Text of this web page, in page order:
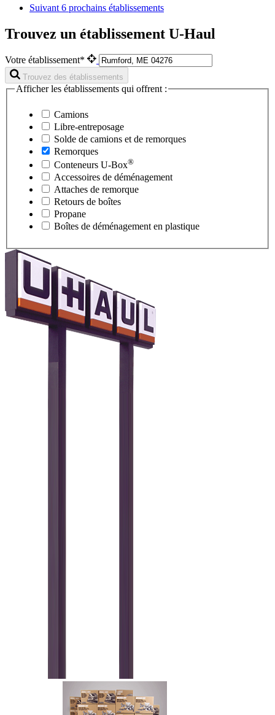
Suivant 6 prochains établissements
Trouvez un établissement U-Haul
Votre établissement*
Trouvez des établissements
Afficher les établissements qui offrent :
Camions
Libre-entreposage
Solde de camions et de remorques
Remorques
Conteneurs U-Box®
Accessoires de déménagement
Attaches de remorque
Retours de boîtes
Propane
Boîtes de déménagement en plastique